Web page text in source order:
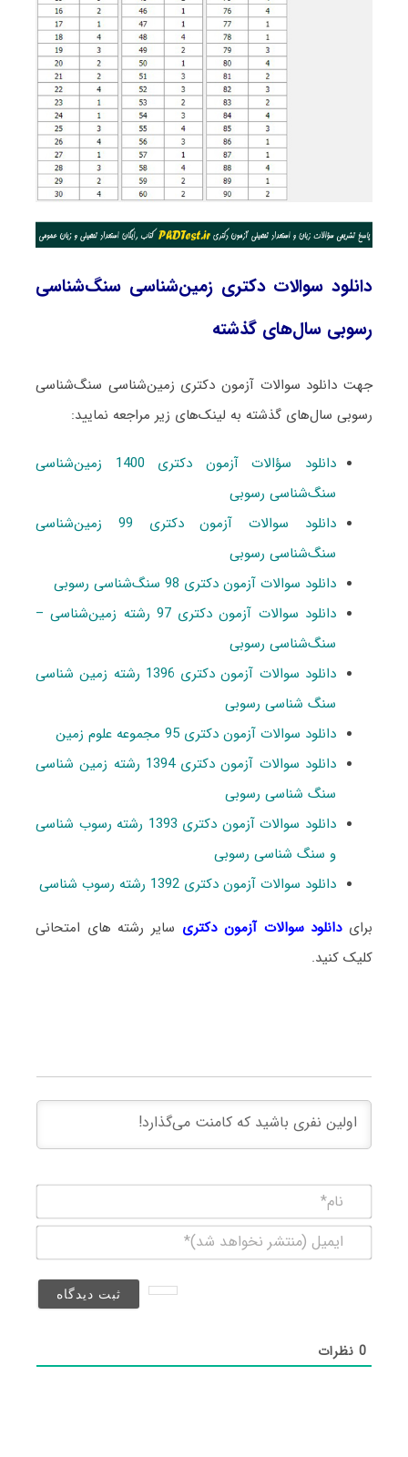
دانلود سوالات دکتری زمین‌شناسی سنگ‌شناسی
رسوبی سال‌های گذشته
جهت دانلود سوالات آزمون دکتری زمین‌شناسی سنگ‌شناسی
رسوبی سال‌های گذشته به لینک‌های زیر مراجعه نمایید:
دانلود سؤالات آزمون دکتری 1400 زمین‌شناسی
سنگ‌شناسی رسوبی
دانلود سوالات آزمون دکتری 99 زمین‌شناسی
سنگ‌شناسی رسوبی
دانلود سوالات آزمون دکتری 98 سنگ‌شناسی رسوبی
دانلود سوالات آزمون دکتری 97 رشته زمین‌شناسی –
سنگ‌شناسی رسوبی
دانلود سوالات آزمون دکتری 1396 رشته زمین شناسی
سنگ شناسی رسوبی
دانلود سوالات آزمون دکتری 95 مجموعه علوم زمین
دانلود سوالات آزمون دکتری 1394 رشته زمین شناسی
سنگ شناسی رسوبی
دانلود سوالات آزمون دکتری 1393 رشته رسوب شناسی
و سنگ شناسی رسوبی
دانلود سوالات آزمون دکتری 1392 رشته رسوب شناسی
برایدانلود سوالات آزمون دکتری سایر رشته های امتحانی
کلیک کنید.
(منتشر
0نظرات